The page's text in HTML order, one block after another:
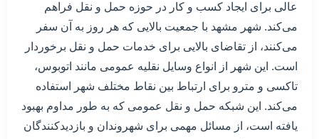
عالی برای ایجاد کسب و کار در حوزه حمل و نقل فراهم
می‌کند. شهر مشهد با جمعیت بالایی که هر روز به آن سفر
می‌کنند، از تقاضای بالایی برای خدمات حمل و نقل برخوردار
است. این شهر از انواع وسایل نقلیه عمومی مانند اتوبوس،
تاکسی و مترو برای ارتباط بین نقاط مختلف شهر استفاده
می‌کند. این شبکه حمل و نقل عمومی که به طور مداوم بهبود
یافته است، از مسائل مهمی برای شهروندان و بازدیدکنندگان